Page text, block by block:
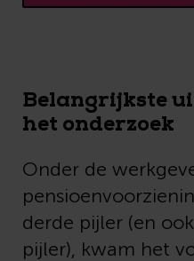
Belangrijkste
het onderzoek
Onder de
derde pijler (en
pijler), kwam het